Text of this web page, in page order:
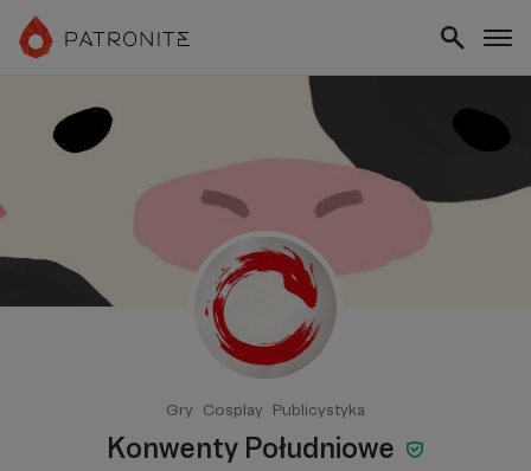
Gry Cosplay Publicystyka
Konwenty Południowe